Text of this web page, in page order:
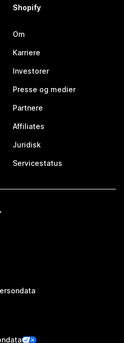
Shopify
Om
Karriere
Investorer
Presse og medier
Partnere
Affiliates
Juridisk
Servicestatus